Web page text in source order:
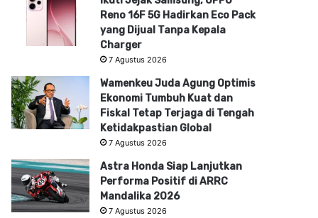
Reno 16F 5G Hadirkan Eco Pack
yang Dijual Tanpa Kepala
Charger
7 Agustus 2026
Wamenkeu Juda Agung Optimis
Ekonomi Tumbuh Kuat dan
Fiskal Tetap Terjaga di Tengah
Ketidakpastian Global
7 Agustus 2026
Astra Honda Siap Lanjutkan
Performa Positif di ARRC
Mandalika 2026
7 Agustus 2026